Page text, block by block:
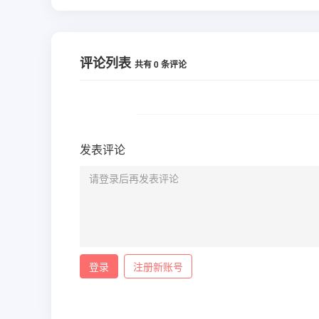
评论列表 共有0条评论
发表评论
登录 注册新账号